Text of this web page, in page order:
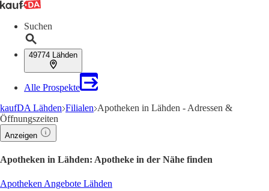
Suchen
49774 Lähden
Alle Prospekte
kaufDA Lähden Filialen Apotheken in Lähden - Adressen &
Öffnungszeiten
Anzeigen
Apotheken in Lähden: Apotheke in der Nähe finden
Apotheken Angebote Lähden